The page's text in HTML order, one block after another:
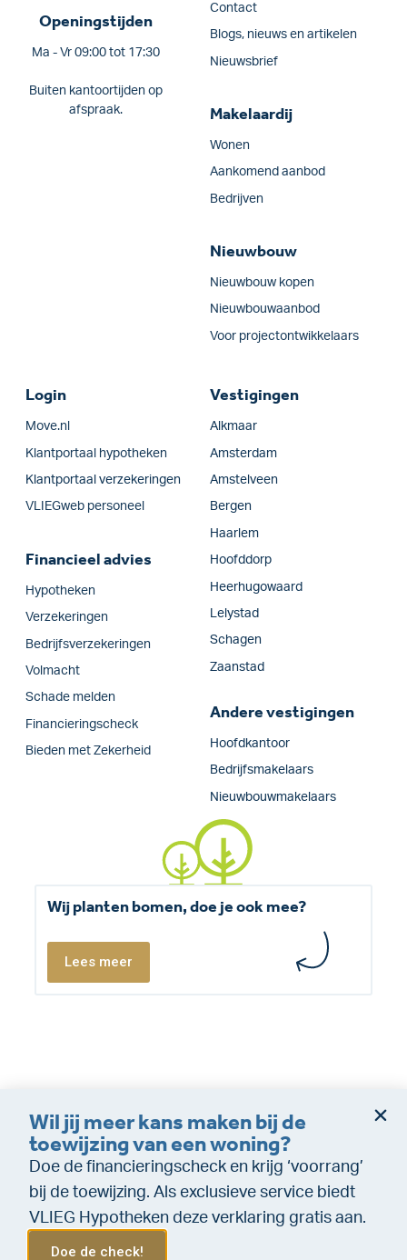
Openingstijden
Ma - Vr 09:00 tot 17:30
Buiten kantoortijden op
afspraak.
Contact
Blogs, nieuws en artikelen
Nieuwsbrief
Makelaardij
Wonen
Aankomend aanbod
Bedrijven
Nieuwbouw
Nieuwbouw kopen
Nieuwbouwaanbod
Voor projectontwikkelaars
Login
Move.nl
Klantportaal hypotheken
Klantportaal verzekeringen
VLIEGweb personeel
Financieel advies
Hypotheken
Verzekeringen
Bedrijfs­verzekeringen
Volmacht
Schade melden
Financieringscheck
Bieden met Zekerheid
Vestigingen
Alkmaar
Amsterdam
Amstelveen
Bergen
Haarlem
Hoofddorp
Heerhugowaard
Lelystad
Schagen
Zaanstad
Andere vestigingen
Hoofdkantoor
Bedrijfsmakelaars
Nieuwbouwmakelaars
Wij planten bomen, doe je ook mee?
Lees meer
Dienstverleningsvoorwaarden
Disclaimer
Cookie policy
Privacy (makelaardij)
Privacy (Financiële dienstverlening)
WeTransfer
Wil jij meer kans maken bij de
toewijzing van een woning?
Doe de financieringscheck en krijg ‘voorrang’
bij de toewijzing. Als exclusieve service biedt
VLIEG Hypotheken deze verklaring gratis aan.
Doe de check!